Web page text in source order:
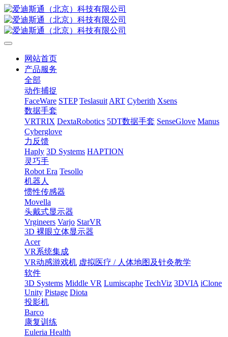
网站首页
产品服务
全部
动作捕捉
FaceWare STEP Teslasuit ART Cyberith Xsens
数据手套
VRTRIX DextaRobotics 5DT数据手套 SenseGlove Manus
Cyberglove
力反馈
Haply 3D Systems HAPTION
灵巧手
Robot Era Tesollo
机器人
惯性传感器
Movella
头戴式显示器
Vrgineers Varjo StarVR
3D 裸眼立体显示器
Acer
VR系统集成
VR动感游戏机 虚拟医疗 / 人体地图及针灸教学
软件
3D Systems Middle VR Lumiscaphe TechViz 3DVIA iClone
Unity Pistage Diota
投影机
Barco
康复训练
Euleria Health